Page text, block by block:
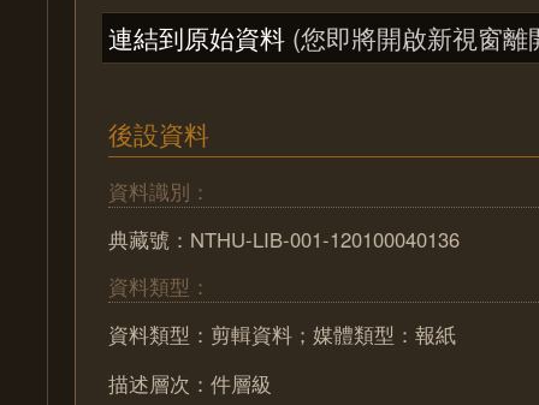
連結到原始資料 (您即將開啟新視窗離
後設資料
資料識別：
典藏號：NTHU-LIB-001-120100040136
資料類型：
資料類型：剪輯資料；媒體類型：報紙
描述層次：件層級